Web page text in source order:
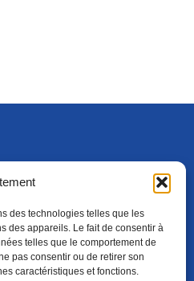
des technologies telles que les
des appareils. Le fait de consentir à
telles que le comportement de
pas consentir ou de retirer son
caractéristiques et fonctions.
S'ABONNER
(NOUVELLE FENÊTRE)
ADHÉRER